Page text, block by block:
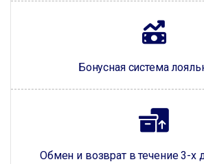
Бонусная система
Обмен и возврат в течение 3-х